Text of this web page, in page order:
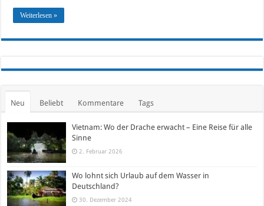
Weiterlesen »
Neu Beliebt Kommentare Tags
Vietnam: Wo der Drache erwacht – Eine Reise für alle
Sinne
2. Februar 2026
Wo lohnt sich Urlaub auf dem Wasser in
Deutschland?
30. Dezember 2024